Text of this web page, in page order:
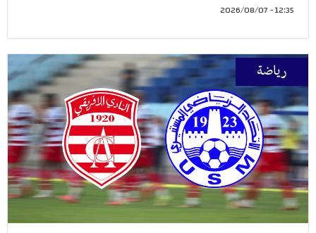
12:35 - 2026/08/07
رياضة